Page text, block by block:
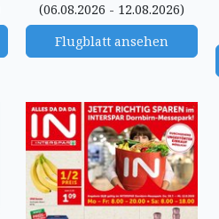
(06.08.2026 - 12.08.2026)
Flugblatt ansehen